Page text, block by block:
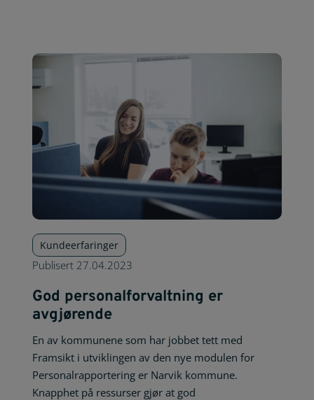
Kundeerfaringer
Publisert 27.04.2023
God personalforvaltning er
avgjørende
En av kommunene som har jobbet tett med
Framsikt i utviklingen av den nye modulen for
Personalrapportering er Narvik kommune.
Knapphet på ressurser gjør at god